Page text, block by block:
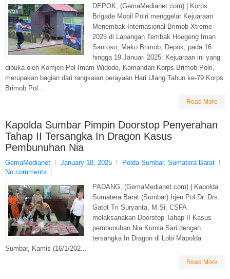
DEPOK, (GemaMedianet.com) | Korps
Brigade Mobil Polri menggelar Kejuaraan
Menembak Internasional Brimob Xtreme
2025 di Lapangan Tembak Hoegeng Iman
Santoso, Mako Brimob, Depok, pada 16
hingga 19 Januari 2025. Kejuaraan ini yang
dibuka oleh Komjen Pol Imam Widodo, Komandan Korps Brimob Polri,
merupakan bagian dari rangkaian perayaan Hari Ulang Tahun ke-79 Korps
Brimob Pol...
Read More
Kapolda Sumbar Pimpin Doorstop Penyerahan
Tahap II Tersangka In Dragon Kasus
Pembunuhan Nia
GemaMedianet January 18, 2025 Polda Sumbar, Sumatera Barat
No comments
PADANG, (GemaMedianet.com) | Kapolda
Sumatera Barat (Sumbar) Irjen Pol Dr. Drs.
Gatot Tri Suryanta, M.Si, CSFA
melaksanakan Doorstop Tahap II Kasus
pembunuhan Nia Kurnia Sari dengan
tersangka In Dragon di Lobi Mapolda
Sumbar, Kamis (16/1/202...
Read More